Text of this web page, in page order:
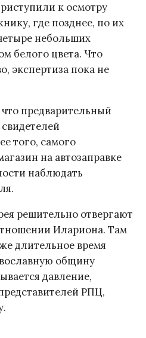
к осмотру
где позднее, по их
небольших
белого цвета. Что
экспертиза пока не
предварительный
того, самого
на автозаправке
наблюдать
решительно отвергают
Илариона. Там
длительное время
общину
давление,
РПЦ,